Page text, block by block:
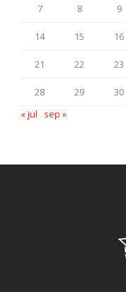
7 8 9
14 15 16
21 22 23
28 29 30
« jul
sep »